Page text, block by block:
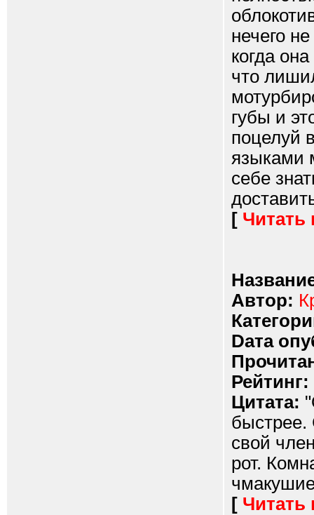
нечего
когда
что
губы и
поцелуй
языками
себе
[ Читать
Автор:
Dата
Рейтинг:
Цитата:
быстрее.
свой
рот.
[ Читать